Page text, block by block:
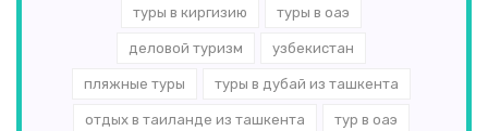
туры в киргизию туры в оаэ
деловой туризм узбекистан
пляжные туры туры в дубай из ташкента
отдых в таиланде из ташкента тур в оаэ